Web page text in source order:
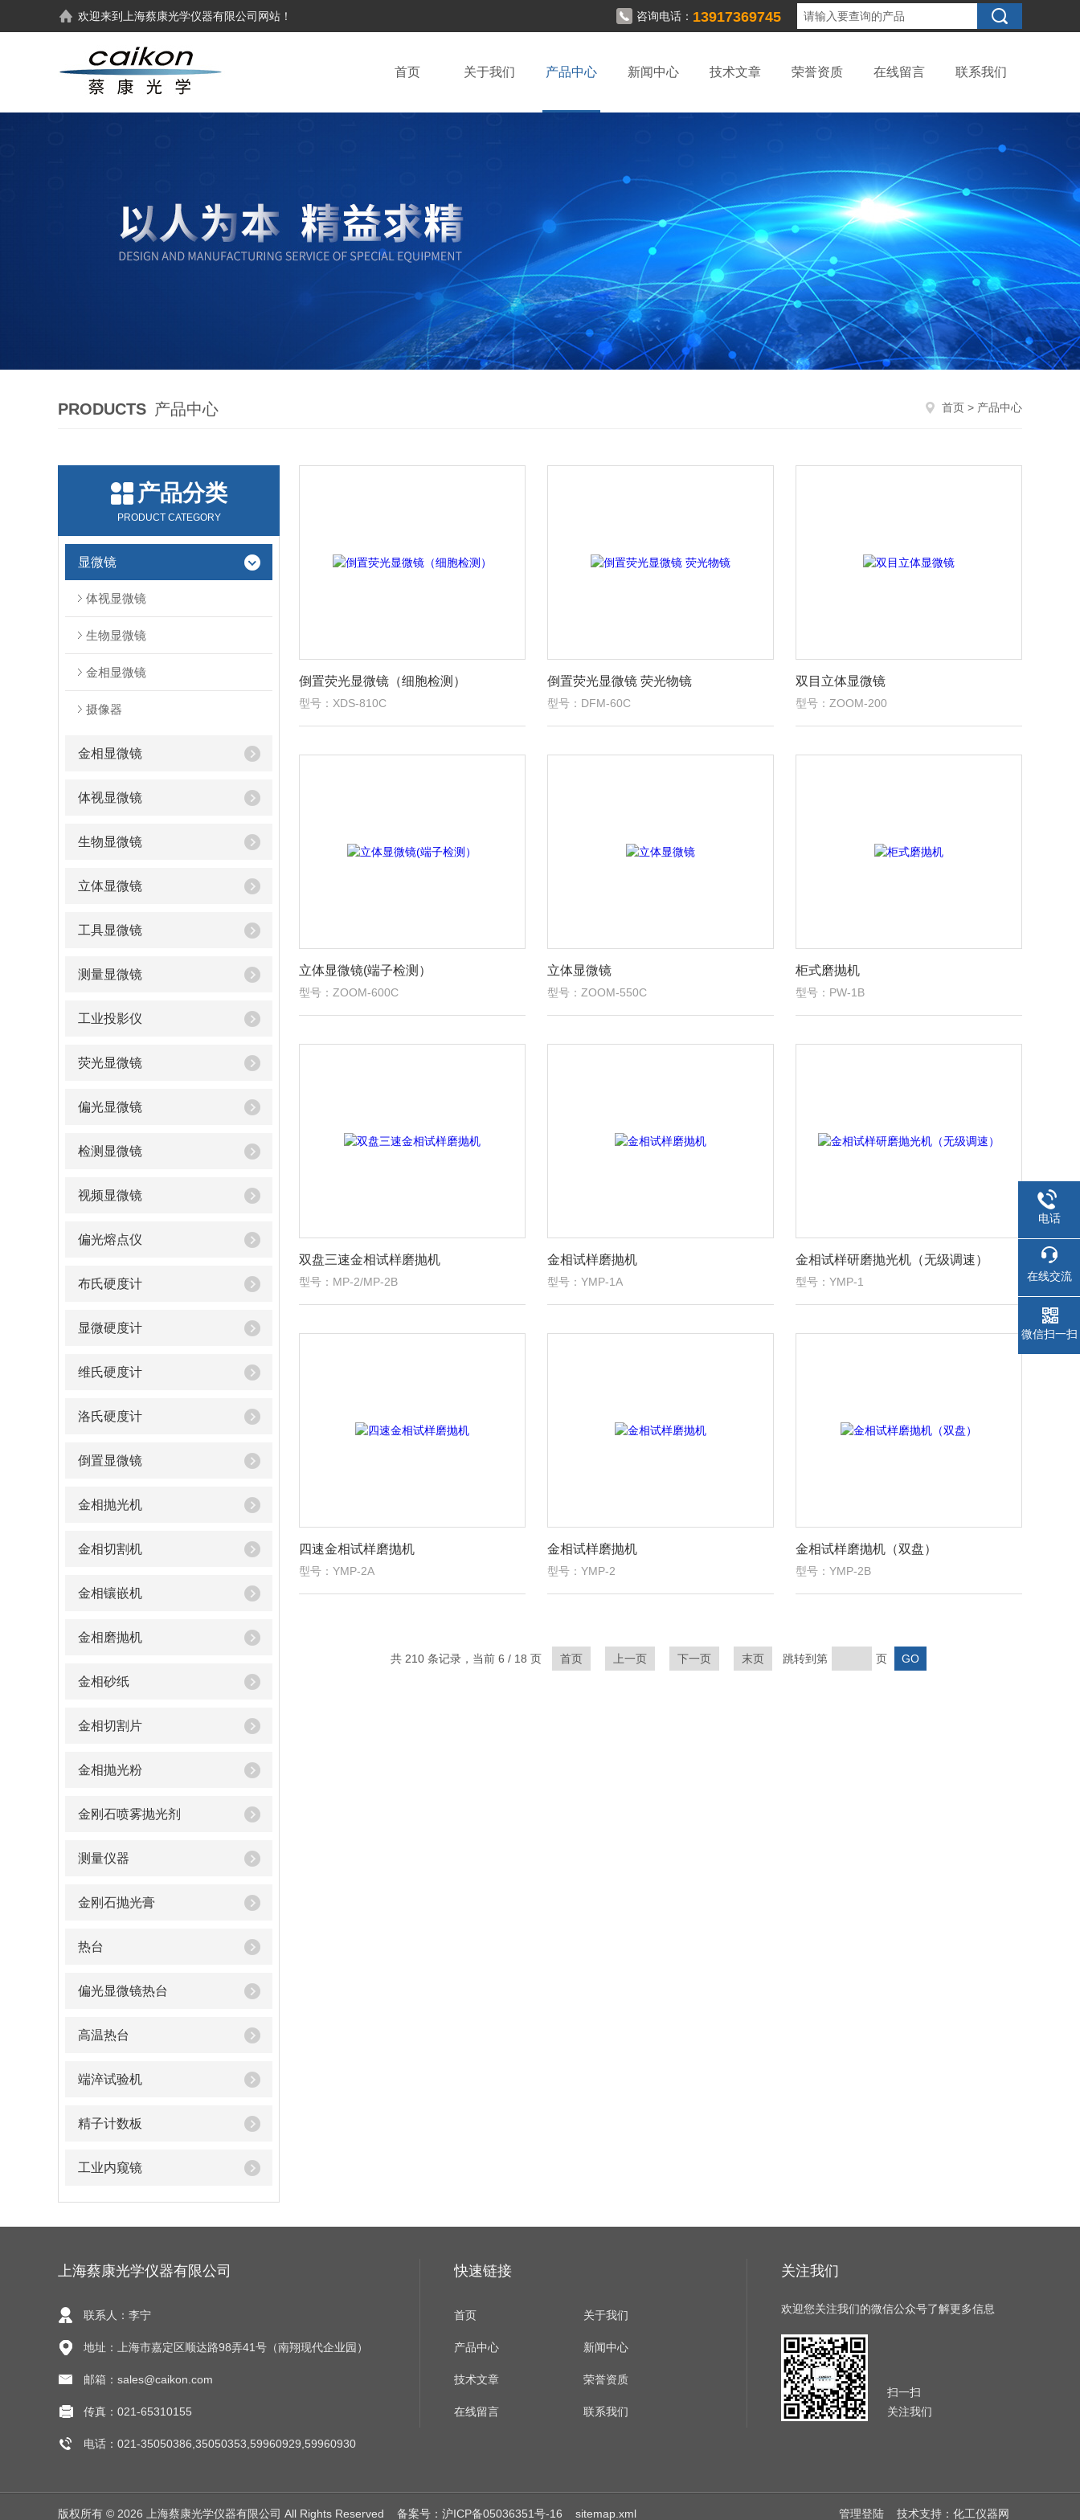
欢迎来到 上海蔡康光学仪器有限公司 网站！ 咨询电话： 13917369745
首页 关于我们 产品中心 新闻中心 技术文章 荣誉资质 在线留言 联系我们
PRODUCTS 产品中心 首页 > 产品中心
产品分类
PRODUCT CATEGORY
显微镜
体视显微镜
生物显微镜
金相显微镜
摄像器
金相显微镜
体视显微镜
生物显微镜
立体显微镜
工具显微镜
测量显微镜
工业投影仪
荧光显微镜
偏光显微镜
检测显微镜
视频显微镜
偏光熔点仪
布氏硬度计
显微硬度计
维氏硬度计
洛氏硬度计
倒置显微镜
金相抛光机
金相切割机
金相镶嵌机
金相磨抛机
金相砂纸
金相切割片
金相抛光粉
金刚石喷雾抛光剂
测量仪器
金刚石抛光膏
热台
偏光显微镜热台
高温热台
端淬试验机
精子计数板
工业内窥镜
倒置荧光显微镜（细胞检测）
型号：XDS-810C
倒置荧光显微镜 荧光物镜
型号：DFM-60C
双目立体显微镜
型号：ZOOM-200
立体显微镜(端子检测）
型号：ZOOM-600C
立体显微镜
型号：ZOOM-550C
柜式磨抛机
型号：PW-1B
双盘三速金相试样磨抛机
型号：MP-2/MP-2B
金相试样磨抛机
型号：YMP-1A
金相试样研磨抛光机（无级调速）
型号：YMP-1
四速金相试样磨抛机
型号：YMP-2A
金相试样磨抛机
型号：YMP-2
金相试样磨抛机（双盘）
型号：YMP-2B
共 210 条记录，当前 6 / 18 页 首页 上一页 下一页 末页 跳转到第 页
上海蔡康光学仪器有限公司
联系人：李宁
地址：上海市嘉定区顺达路98弄41号（南翔现代企业园）
邮箱：sales@caikon.com
传真：021-65310155
电话：021-35050386,35050353,59960929,59960930
快速链接
首页 关于我们
产品中心 新闻中心
技术文章 荣誉资质
在线留言 联系我们
关注我们
欢迎您关注我们的微信公众号了解更多信息
扫一扫
关注我们
版权所有 © 2026 上海蔡康光学仪器有限公司 All Rights Reserved 备案号：沪ICP备05036351号-16 sitemap.xml 管理登陆 技术支持： 化工仪器网
电话
在线交流
微信扫一扫